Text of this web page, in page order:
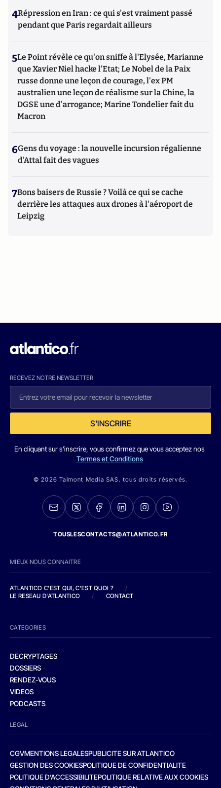
4Répression en Iran : ce qui s'est vraiment passé
pendant que Paris regardait ailleurs
5Le Point révèle ce qu'on sniffe à l'Elysée, Marianne
que Xavier Niel hacke l'Etat; Le Nobel de la Paix
russe donne une leçon de courage, l'ex PM
australien une leçon de réalisme sur la Chine, la
DGSE une d'arrogance; Marine Tondelier fait du
Macron
6Gens du voyage : la nouvelle incursion régalienne
d'Attal fait des vagues
7Bons baisers de Russie ? Voilà ce qui se cache
derrière les attaques aux drones à l'aéroport de
Leipzig
RECEVEZ NOTRE NEWSLETTER
S'INSCRIRE
En cliquant sur s'inscrire, vous confirmez que vous acceptez nos
Termes et Conditions
© 2026 Talmont Media SAS. tous droits réservés.
TOUSLESCONTACTS@ATLANTICO.FR
MIEUX NOUS CONNAITRE
ATLANTICO C'EST QUI, C'EST QUOI ?
/
LE RESEAU D'ATLANTICO
/ CONTACT
CATEGORIES
DECRYPTAGES
DOSSIERS
RENDEZ-VOUS
VIDEOS
PODCASTS
LEGAL
CGVMENTIONS LEGALESPUBLICITE SUR ATLANTICO
GESTION DES COOKIESPOLITIQUE DE CONFIDENTIALITE
POLITIQUE D’ACCESSIBILITEPOLITIQUE RELATIVE AUX COOKIES